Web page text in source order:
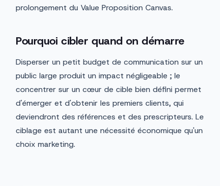
prolongement du Value Proposition Canvas.
Pourquoi cibler quand on démarre
Disperser un petit budget de communication sur un
public large produit un impact négligeable ; le
concentrer sur un cœur de cible bien défini permet
d'émerger et d'obtenir les premiers clients, qui
deviendront des références et des prescripteurs. Le
ciblage est autant une nécessité économique qu'un
choix marketing.